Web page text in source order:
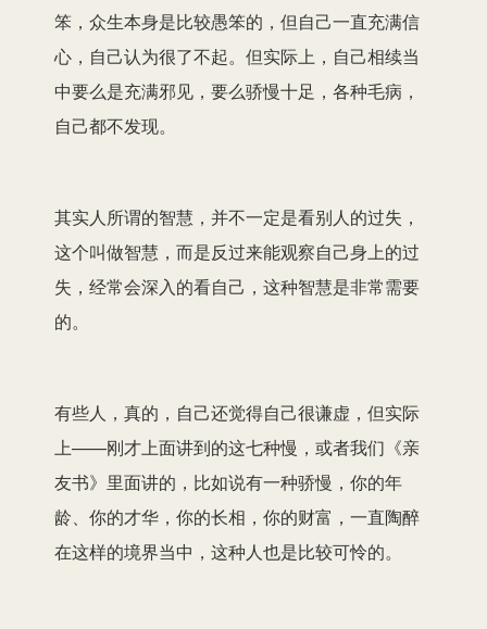
笨，众生本身是比较愚笨的，但自己一直充满信
心，自己认为很了不起。但实际上，自己相续当
中要么是充满邪见，要么骄慢十足，各种毛病，
自己都不发现。
其实人所谓的智慧，并不一定是看别人的过失，
这个叫做智慧，而是反过来能观察自己身上的过
失，经常会深入的看自己，这种智慧是非常需要
的。
有些人，真的，自己还觉得自己很谦虚，但实际
上——刚才上面讲到的这七种慢，或者我们《亲
友书》里面讲的，比如说有一种骄慢，你的年
龄、你的才华，你的长相，你的财富，一直陶醉
在这样的境界当中，这种人也是比较可怜的。